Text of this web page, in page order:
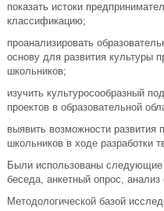
показать истоки
классификацию;
проанализировать
основу для развития культуры
школьников;
изучить культуросообразный
проектов в образовательной
выявить возможности развития
школьников в ходе разработки
Были использованы
беседа, анкетный опрос,
Методологической базой